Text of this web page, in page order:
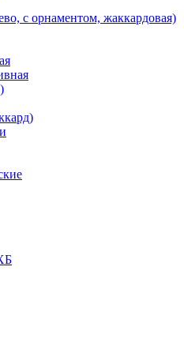
с орнаментом, жаккардовая)